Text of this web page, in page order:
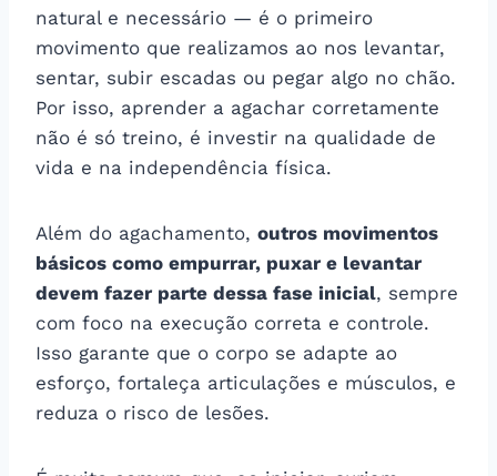
natural e necessário — é o primeiro
movimento que realizamos ao nos levantar,
sentar, subir escadas ou pegar algo no chão.
Por isso, aprender a agachar corretamente
não é só treino, é investir na qualidade de
vida e na independência física.
Além do agachamento, outros movimentos
básicos como empurrar, puxar e levantar
devem fazer parte dessa fase inicial, sempre
com foco na execução correta e controle.
Isso garante que o corpo se adapte ao
esforço, fortaleça articulações e músculos, e
reduza o risco de lesões.